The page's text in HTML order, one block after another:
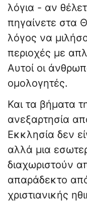
λόγια - αν
πηγαίνετε στα
λόγος να
περιοχές με
Αυτοί οι
ομολογητές.
Και τα βήματα
ανεξαρτησία
Εκκλησία δεν
αλλά μια
διαχωριστούν
απαράδεκτο
χριστιανικής